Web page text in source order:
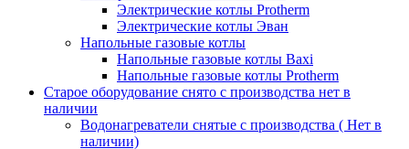
Электрические котлы Protherm
Электрические котлы Эван
Напольные газовые котлы
Напольные газовые котлы Baxi
Напольные газовые котлы Protherm
Старое оборудование снято с производства нет в
наличии
Водонагреватели снятые с производства ( Нет в
наличии)